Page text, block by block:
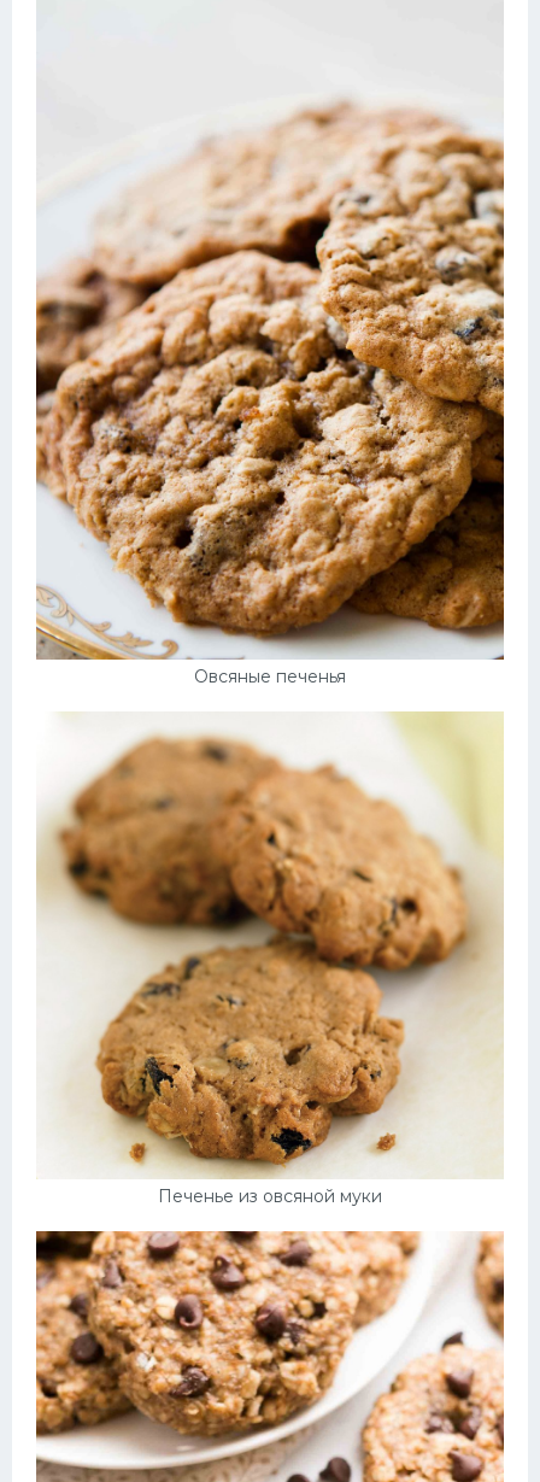
Овсяные печенья
Печенье из овсяной муки